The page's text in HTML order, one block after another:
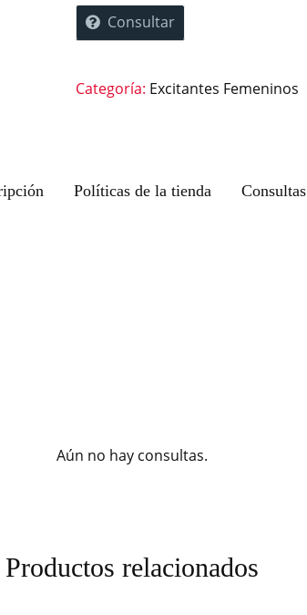
Consultar
Categoría: Excitantes Femeninos
Políticas de la tienda Consultas
Aún no hay consultas.
Productos relacionados